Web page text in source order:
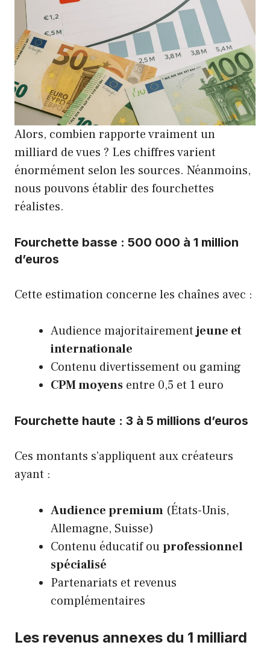
Alors, combien rapporte vraiment un
milliard de vues ? Les chiffres varient
énormément selon les sources. Néanmoins,
nous pouvons établir des fourchettes
réalistes.
Fourchette basse : 500 000 à 1 million
d’euros
Cette estimation concerne les chaînes avec :
Audience majoritairementjeune et
internationale
Contenu divertissement ou gaming
CPM moyens entre 0,5 et 1 euro
Fourchette haute : 3 à 5 millions d’euros
Ces montants s’appliquent aux créateurs
ayant :
Audience premium (États-Unis,
Allemagne, Suisse)
Contenu éducatif ouprofessionnel
spécialisé
Partenariats et revenus
complémentaires
Les revenus annexes du 1 milliard